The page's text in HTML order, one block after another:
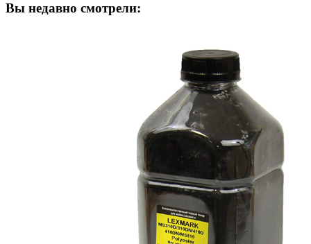
Вы недавно смотрели: